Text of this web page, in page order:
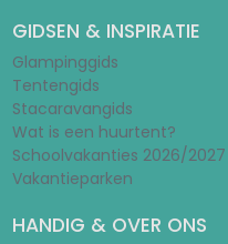
GIDSEN & INSPIRATIE
Glampinggids
Tentengids
Stacaravangids
Wat is een huurtent?
Schoolvakanties 2026/2027
Vakantieparken
HANDIG & OVER ONS